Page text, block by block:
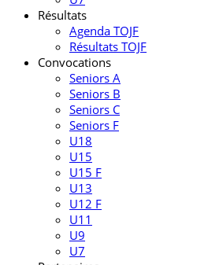
Résultats
Agenda TOJF
Résultats TOJF
Convocations
Seniors A
Seniors B
Seniors C
Seniors F
U18
U15
U15 F
U13
U12 F
U11
U9
U7